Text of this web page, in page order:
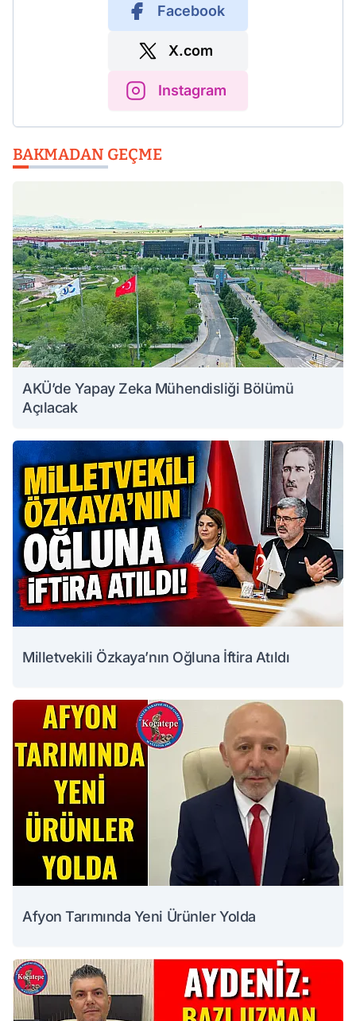
Facebook
X.com
Instagram
BAKMADAN GEÇME
AKÜ’de Yapay Zeka Mühendisliği Bölümü
Açılacak
Milletvekili Özkaya’nın Oğluna İftira Atıldı
Afyon Tarımında Yeni Ürünler Yolda